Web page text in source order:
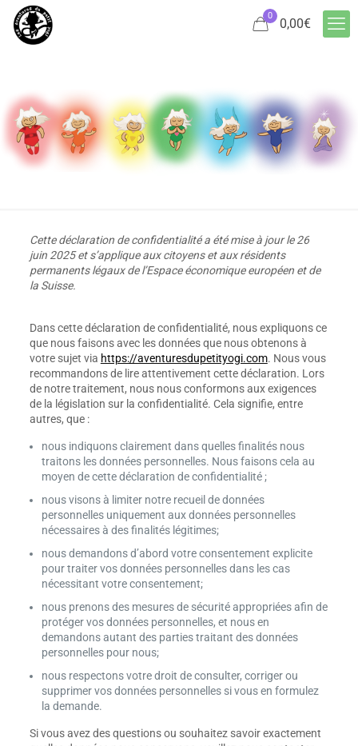
0
0,00€
Cette déclaration de confidentialité a été mise à jour le 26
juin 2025 et s’applique aux citoyens et aux résidents
permanents légaux de l’Espace économique européen et de
la Suisse.
Dans cette déclaration de confidentialité, nous expliquons ce
que nous faisons avec les données que nous obtenons à
votre sujet via https://aventuresdupetityogi.com. Nous vous
recommandons de lire attentivement cette déclaration. Lors
de notre traitement, nous nous conformons aux exigences
de la législation sur la confidentialité. Cela signifie, entre
autres, que :
nous indiquons clairement dans quelles finalités nous
traitons les données personnelles. Nous faisons cela au
moyen de cette déclaration de confidentialité ;
nous visons à limiter notre recueil de données
personnelles uniquement aux données personnelles
nécessaires à des finalités légitimes;
nous demandons d’abord votre consentement explicite
pour traiter vos données personnelles dans les cas
nécessitant votre consentement;
nous prenons des mesures de sécurité appropriées afin de
protéger vos données personnelles, et nous en
demandons autant des parties traitant des données
personnelles pour nous;
nous respectons votre droit de consulter, corriger ou
supprimer vos données personnelles si vous en formulez
la demande.
Si vous avez des questions ou souhaitez savoir exactement